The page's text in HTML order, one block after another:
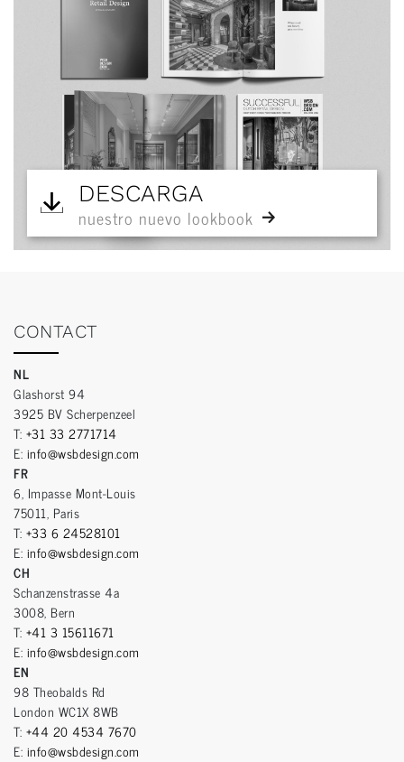
DESCARGA
nuestro nuevo lookbook
CONTACT
NL
Glashorst 94
3925 BV Scherpenzeel
T: +31 33 2771714
E: info@wsbdesign.com
FR
6, Impasse Mont-Louis
75011, Paris
T: +33 6 24528101
E: info@wsbdesign.com
CH
Schanzenstrasse 4a
3008, Bern
T: +41 3 15611671
E: info@wsbdesign.com
EN
98 Theobalds Rd
London WC1X 8WB
T: +44 20 4534 7670
E: info@wsbdesign.com